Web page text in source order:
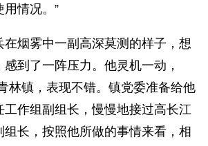
情况。”
烟雾中一副高深莫测的样子，想
到了一阵压力。他灵机一动，
林镇，表现不错。镇党委准备给他
工作组副组长，慢慢地接过高长江
组长，按照他所做的事情来看，相